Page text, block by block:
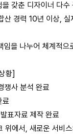
갖춘 디자이너 다수
산 경력 10년 이상,
을 나누어 체계적으
황]
쟁사 분석 완료
료
표자료 제작 완료
에서, 새로운 서비